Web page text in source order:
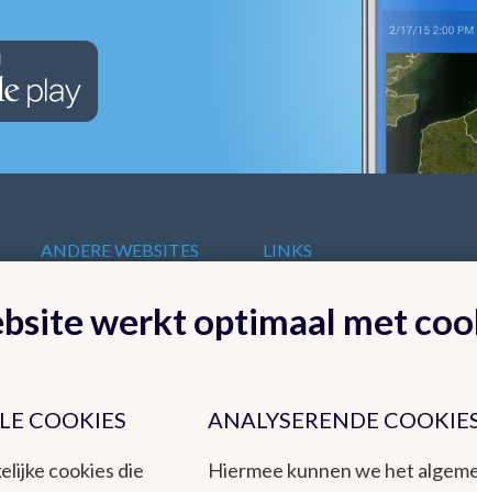
ANDERE WEBSITES
KMI in Dourbes
Radar
Climate Dynamics
LINKS
meteorologische
diensten
Nationale organisaties
Wetenschappelijke
werkt optimaal met
COOKIES
cookies die
ANALYSERENDE
Hiermee kunnen we het